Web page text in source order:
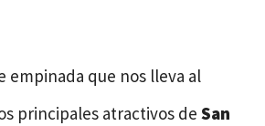
empinada que nos lleva al
principales atractivos de San